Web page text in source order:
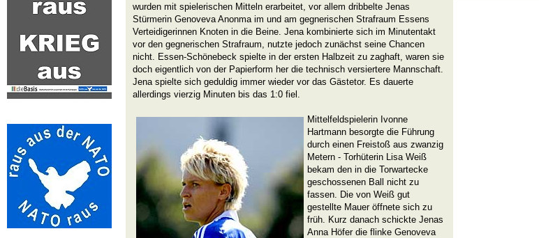
wurden mit spielerischen Mitteln erarbeitet, vor allem dribbelte Jenas
Stürmerin Genoveva Anonma im und am gegnerischen Strafraum Essens
Verteidigerinnen Knoten in die Beine. Jena kombinierte sich im Minutentakt
vor den gegnerischen Strafraum, nutzte jedoch zunächst seine Chancen
nicht. Essen-Schönebeck spielte in der ersten Halbzeit zu zaghaft, waren sie
doch eigentlich von der Papierform her die technisch versiertere Mannschaft.
Jena spielte sich geduldig immer wieder vor das Gästetor. Es dauerte
allerdings vierzig Minuten bis das 1:0 fiel.
Mittelfeldspielerin Ivonne
Hartmann besorgte die Führung
durch einen Freistoß aus zwanzig
Metern - Torhüterin Lisa Weiß
bekam den in die Torwartecke
geschossenen Ball nicht zu
fassen. Die von Weiß gut
gestellte Mauer öffnete sich zu
früh. Kurz danach schickte Jenas
Anna Höfer die flinke Genoveva